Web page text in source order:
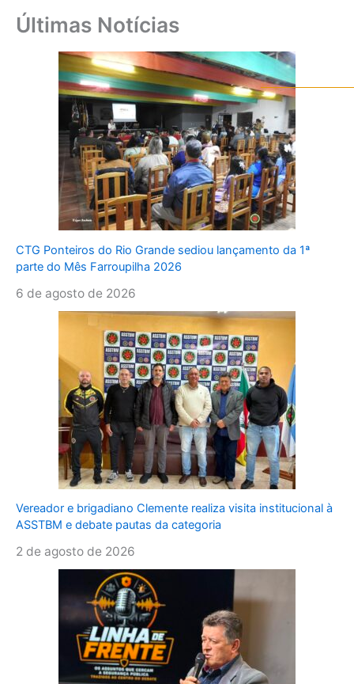
Últimas Notícias
CTG Ponteiros do Rio Grande sediou lançamento da 1ª
parte do Mês Farroupilha 2026
6 de agosto de 2026
Vereador e brigadiano Clemente realiza visita institucional à
ASSTBM e debate pautas da categoria
2 de agosto de 2026